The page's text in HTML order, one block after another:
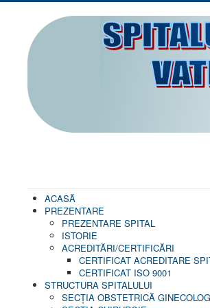
ACASĂ
PREZENTARE
PREZENTARE SPITAL
ISTORIE
ACREDITĂRI/CERTIFICĂRI
CERTIFICAT ACREDITARE
CERTIFICAT ISO 9001
STRUCTURA SPITALULUI
SECŢIA OBSTETRICĂ